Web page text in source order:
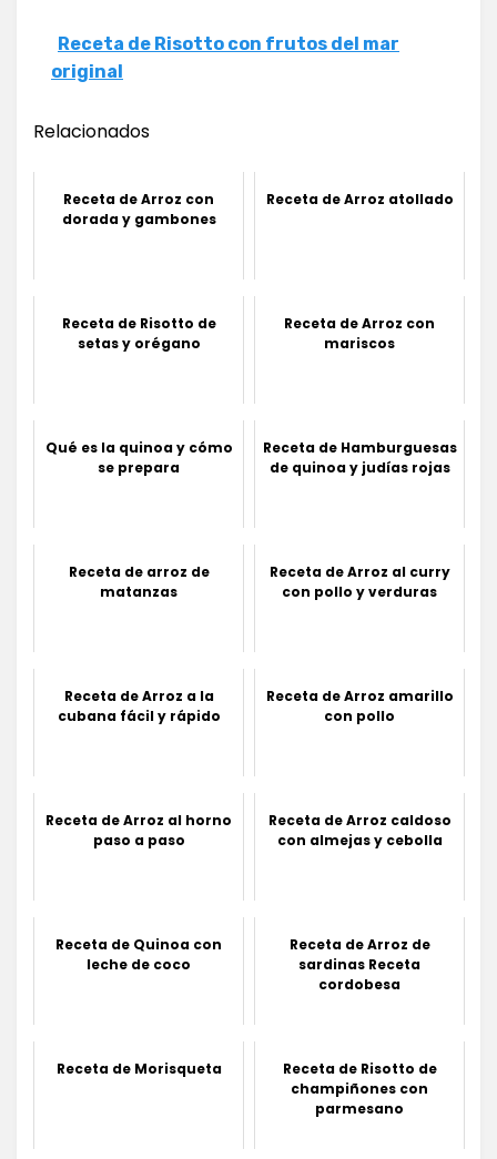
Receta de Risotto con frutos del mar
original
Relacionados
Receta de Arroz con
dorada y gambones
Receta de Arroz atollado
Receta de Risotto de
setas y orégano
Receta de Arroz con
mariscos
Qué es la quinoa y cómo
se prepara
Receta de Hamburguesas
de quinoa y judías rojas
Receta de arroz de
matanzas
Receta de Arroz al curry
con pollo y verduras
Receta de Arroz a la
cubana fácil y rápido
Receta de Arroz amarillo
con pollo
Receta de Arroz al horno
paso a paso
Receta de Arroz caldoso
con almejas y cebolla
Receta de Quinoa con
leche de coco
Receta de Arroz de
sardinas Receta
cordobesa
Receta de Morisqueta
Receta de Risotto de
champiñones con
parmesano